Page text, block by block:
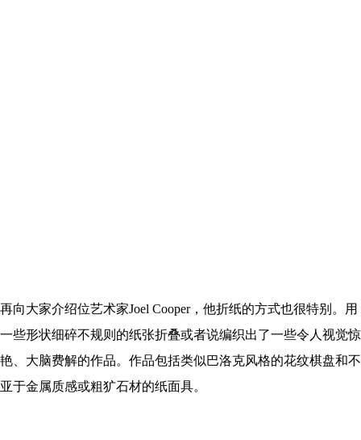
再向大家介绍位艺术家Joel Cooper，他折纸的方式也很特别。用
一些形状细碎不规则的纸张折叠或者说编织出了一些令人视觉惊
艳、大脑费解的作品。作品包括类似巴洛克风格的花纹棋盘和不
亚于金属质感或粗犷石材的纸面具。